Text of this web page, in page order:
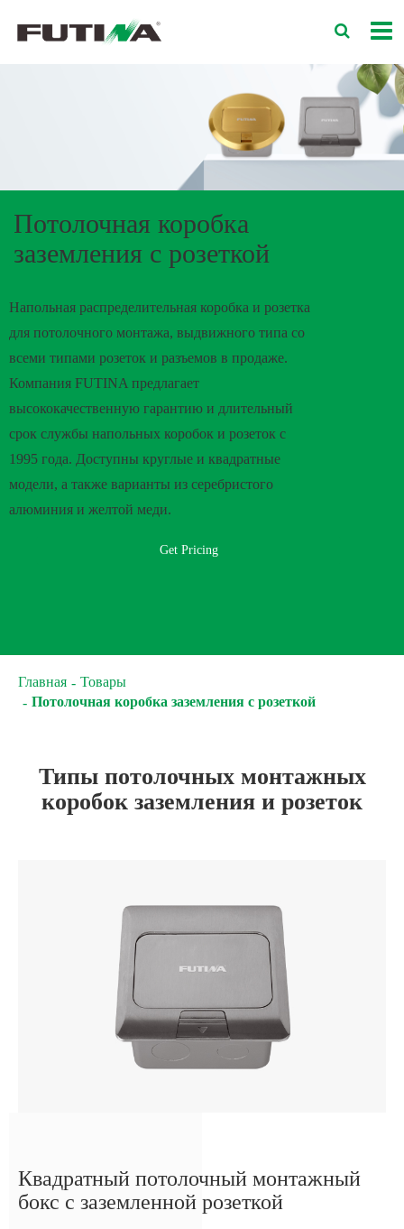
Потолочная коробка
заземления с розеткой
Напольная распределительная коробка и розетка
для потолочного монтажа, выдвижного типа со
всеми типами розеток и разъемов в продаже.
Компания FUTINA предлагает
высококачественную гарантию и длительный
срок службы напольных коробок и розеток с
1995 года. Доступны круглые и квадратные
модели, а также варианты из серебристого
алюминия и желтой меди.
Get Pricing
Главная
Товары
Потолочная коробка заземления с розеткой
Типы потолочных монтажных
коробок заземления и розеток
Квадратный потолочный монтажный
бокс с заземленной розеткой